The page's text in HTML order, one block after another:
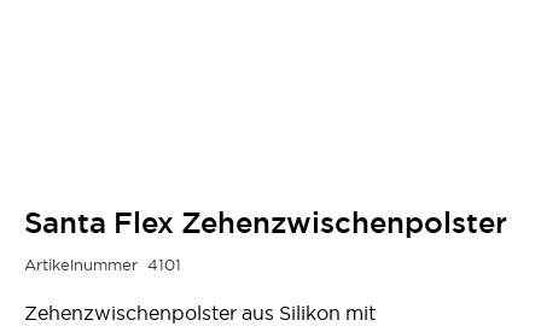
Santa Flex Zehenzwischenpolster
Artikelnummer 4101
Zehenzwischenpolster aus Silikon mit